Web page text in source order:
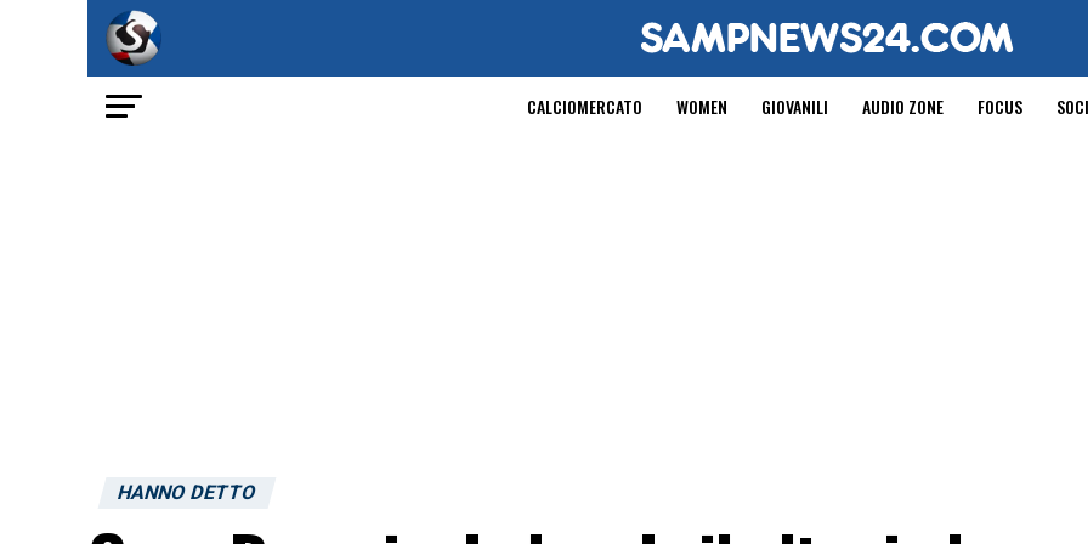
CALCIOMERCATO WOMEN GIOVANILI AUDIO ZONE FOCUS
HANNO DETTO